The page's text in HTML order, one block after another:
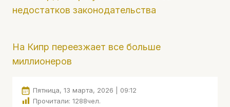
недостатков законодательства
На Кипр переезжает все больше
миллионеров
Пятница, 13 марта, 2026 | 09:12
Прочитали: 1288чел.